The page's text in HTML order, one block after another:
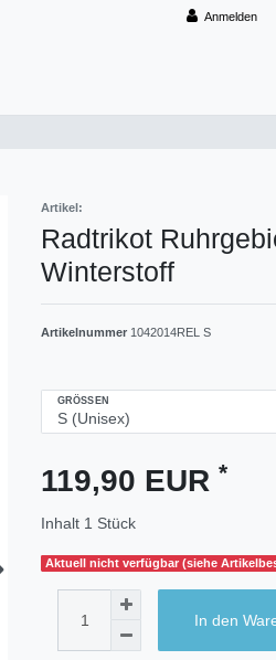
Anmelden
Artikel:
Radtrikot
Winterstoff
Artikelnummer 1042014REL S
GRÖSSEN
119,90 EUR *
Inhalt 1 Stück
Aktuell nicht verfügbar (siehe
In den